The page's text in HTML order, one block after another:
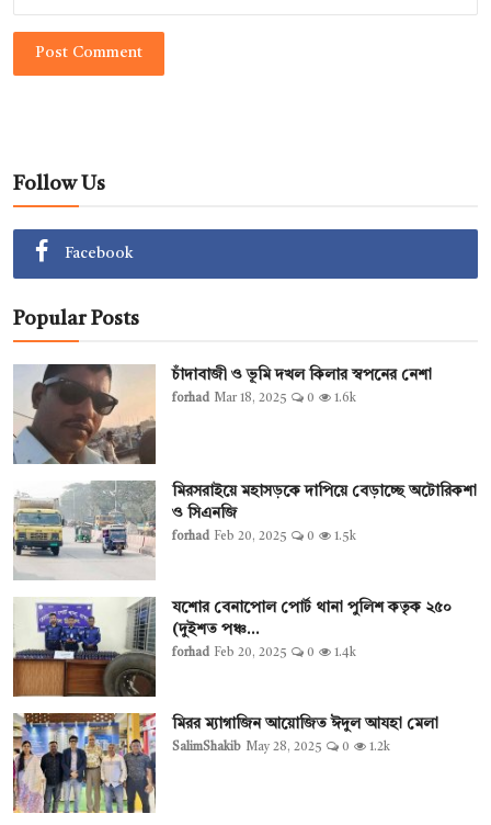
Post Comment
Follow Us
Facebook
Popular Posts
চাঁদাবাজী ও ভূমি দখল কিলার স্বপনের নেশা
forhad Mar 18, 2025 0 1.6k
মিরসরাইয়ে মহাসড়কে দাপিয়ে বেড়াচ্ছে অটোরিকশা
ও সিএনজি
forhad Feb 20, 2025 0 1.5k
যশোর বেনাপোল পোর্ট থানা পুলিশ কতৃক ২৫০
(দুইশত পঞ্চ...
forhad Feb 20, 2025 0 1.4k
মিরর ম্যাগাজিন আয়োজিত ঈদুল আযহা মেলা
SalimShakib May 28, 2025 0 1.2k